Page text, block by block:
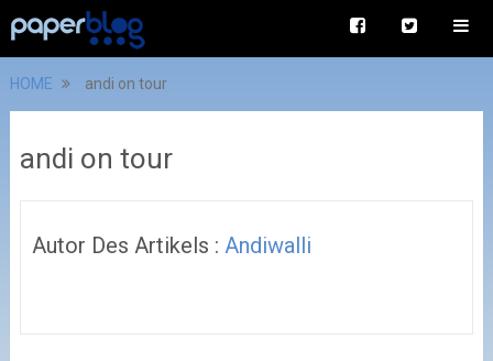
HOME andi on tour
andi on tour
Autor Des Artikels : Andiwalli